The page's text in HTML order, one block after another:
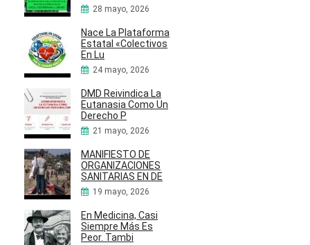
28 mayo, 2026
Nace La Plataforma
Estatal «Colectivos
En Lu
24 mayo, 2026
DMD Reivindica La
Eutanasia Como Un
Derecho P
21 mayo, 2026
MANIFIESTO DE
ORGANIZACIONES
SANITARIAS EN DE
19 mayo, 2026
En Medicina, Casi
Siempre Más Es
Peor. Tambi